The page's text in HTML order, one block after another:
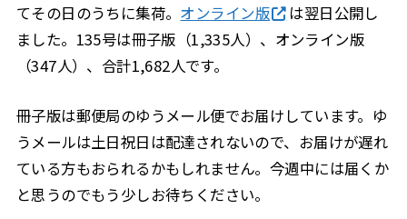
てその日のうちに集荷。 オンライン版
は翌日公開し
ました。135号は冊子版（1,335人）、オンライン版
（347人）、合計1,682人です。
冊子版は郵便局のゆうメール便でお届けしています。ゆ
うメールは土日祝日は配達されないので、お届けが遅れ
ている方もおられるかもしれません。今週中には届くか
と思うのでもう少しお待ちください。